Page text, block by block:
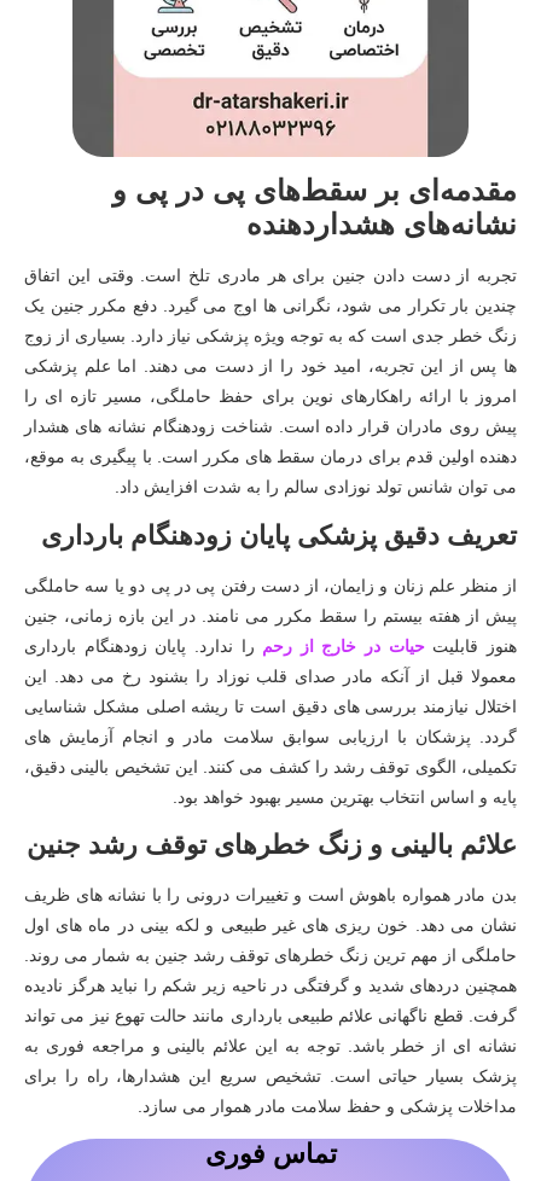
مقدمه‌ای بر سقط‌های پی در پی و
نشانه‌های هشداردهنده
تجربه از دست دادن جنین برای هر مادری تلخ است. وقتی این اتفاق
چندین بار تکرار می شود، نگرانی ها اوج می گیرد. دفع مکرر جنین یک
زنگ خطر جدی است که به توجه ویژه پزشکی نیاز دارد. بسیاری از زوج
ها پس از این تجربه، امید خود را از دست می دهند. اما علم پزشکی
امروز با ارائه راهکارهای نوین برای حفظ حاملگی، مسیر تازه ای را
پیش روی مادران قرار داده است. شناخت زودهنگام نشانه های هشدار
دهنده اولین قدم برای درمان سقط های مکرر است. با پیگیری به موقع،
می توان شانس تولد نوزادی سالم را به شدت افزایش داد.
تعریف دقیق پزشکی پایان زودهنگام بارداری
از منظر علم زنان و زایمان، از دست رفتن پی در پی دو یا سه حاملگی
پیش از هفته بیستم را سقط مکرر می نامند. در این بازه زمانی، جنین
هنوز قابلیتحیات در خارج از رحم را ندارد. پایان زودهنگام بارداری
معمولا قبل از آنکه مادر صدای قلب نوزاد را بشنود رخ می دهد. این
اختلال نیازمند بررسی های دقیق است تا ریشه اصلی مشکل شناسایی
گردد. پزشکان با ارزیابی سوابق سلامت مادر و انجام آزمایش های
تکمیلی، الگوی توقف رشد را کشف می کنند. این تشخیص بالینی دقیق،
پایه و اساس انتخاب بهترین مسیر بهبود خواهد بود.
علائم بالینی و زنگ خطرهای توقف رشد جنین
بدن مادر همواره باهوش است و تغییرات درونی را با نشانه های ظریف
نشان می دهد. خون ریزی های غیر طبیعی و لکه بینی در ماه های اول
حاملگی از مهم ترین زنگ خطرهای توقف رشد جنین به شمار می روند.
همچنین دردهای شدید و گرفتگی در ناحیه زیر شکم را نباید هرگز نادیده
گرفت. قطع ناگهانی علائم طبیعی بارداری مانند حالت تهوع نیز می تواند
نشانه ای از خطر باشد. توجه به این علائم بالینی و مراجعه فوری به
پزشک بسیار حیاتی است. تشخیص سریع این هشدارها، راه را برای
مداخلات پزشکی و حفظ سلامت مادر هموار می سازد.
تماس فوری